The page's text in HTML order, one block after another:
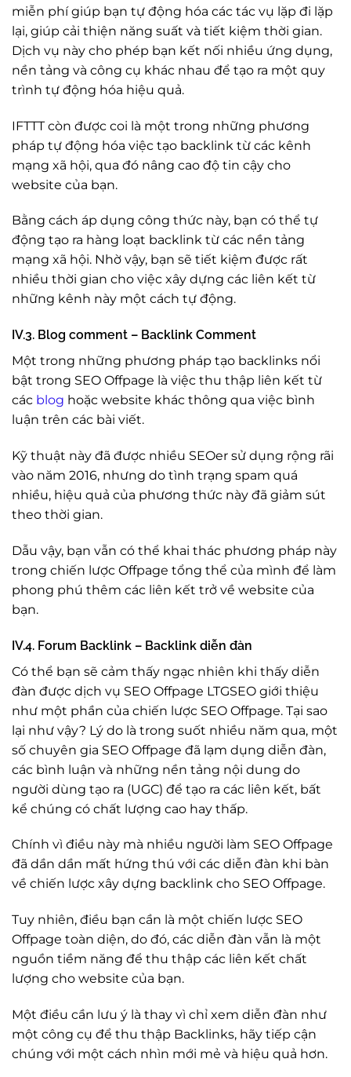
miễn phí giúp bạn tự động hóa các tác vụ lặp đi lặp
lại, giúp cải thiện năng suất và tiết kiệm thời gian.
Dịch vụ này cho phép bạn kết nối nhiều ứng dụng,
nền tảng và công cụ khác nhau để tạo ra một quy
trình tự động hóa hiệu quả.
IFTTT còn được coi là một trong những phương
pháp tự động hóa việc tạo backlink từ các kênh
mạng xã hội, qua đó nâng cao độ tin cậy cho
website của bạn.
Bằng cách áp dụng công thức này, bạn có thể tự
động tạo ra hàng loạt backlink từ các nền tảng
mạng xã hội. Nhờ vậy, bạn sẽ tiết kiệm được rất
nhiều thời gian cho việc xây dựng các liên kết từ
những kênh này một cách tự động.
IV.3. Blog comment – Backlink Comment
Một trong những phương pháp tạo backlinks nổi
bật trong SEO Offpage là việc thu thập liên kết từ
các blog hoặc website khác thông qua việc bình
luận trên các bài viết.
Kỹ thuật này đã được nhiều SEOer sử dụng rộng rãi
vào năm 2016, nhưng do tình trạng spam quá
nhiều, hiệu quả của phương thức này đã giảm sút
theo thời gian.
Dẫu vậy, bạn vẫn có thể khai thác phương pháp này
trong chiến lược Offpage tổng thể của mình để làm
phong phú thêm các liên kết trở về website của
bạn.
IV.4. Forum Backlink – Backlink diễn đàn
Có thể bạn sẽ cảm thấy ngạc nhiên khi thấy diễn
đàn được dịch vụ SEO Offpage LTGSEO giới thiệu
như một phần của chiến lược SEO Offpage. Tại sao
lại như vậy? Lý do là trong suốt nhiều năm qua, một
số chuyên gia SEO Offpage đã lạm dụng diễn đàn,
các bình luận và những nền tảng nội dung do
người dùng tạo ra (UGC) để tạo ra các liên kết, bất
kể chúng có chất lượng cao hay thấp.
Chính vì điều này mà nhiều người làm SEO Offpage
đã dần dần mất hứng thú với các diễn đàn khi bàn
về chiến lược xây dựng backlink cho SEO Offpage.
Tuy nhiên, điều bạn cần là một chiến lược SEO
Offpage toàn diện, do đó, các diễn đàn vẫn là một
nguồn tiềm năng để thu thập các liên kết chất
lượng cho website của bạn.
Một điều cần lưu ý là thay vì chỉ xem diễn đàn như
một công cụ để thu thập Backlinks, hãy tiếp cận
chúng với một cách nhìn mới mẻ và hiệu quả hơn.